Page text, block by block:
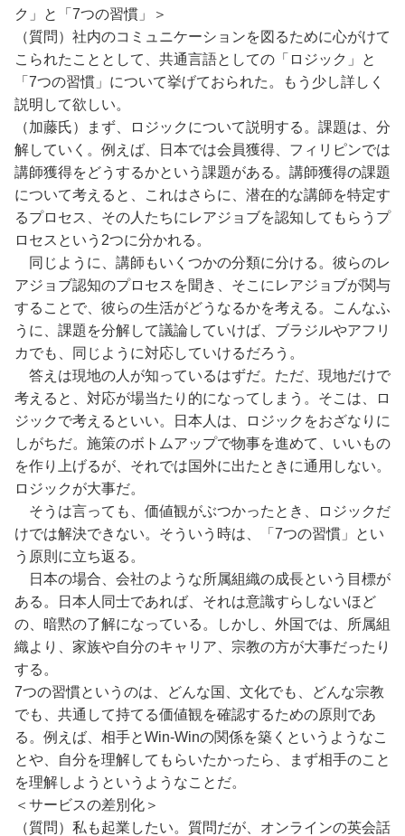
ク」と「7つの習慣」＞
（質問）社内のコミュニケーションを図るために心がけて
こられたこととして、共通言語としての「ロジック」と
「7つの習慣」について挙げておられた。もう少し詳しく
説明して欲しい。
（加藤氏）まず、ロジックについて説明する。課題は、分
解していく。例えば、日本では会員獲得、フィリピンでは
講師獲得をどうするかという課題がある。講師獲得の課題
について考えると、これはさらに、潜在的な講師を特定す
るプロセス、その人たちにレアジョブを認知してもらうプ
ロセスという2つに分かれる。
同じように、講師もいくつかの分類に分ける。彼らのレ
アジョブ認知のプロセスを聞き、そこにレアジョブが関与
することで、彼らの生活がどうなるかを考える。こんなふ
うに、課題を分解して議論していけば、ブラジルやアフリ
カでも、同じように対応していけるだろう。
答えは現地の人が知っているはずだ。ただ、現地だけで
考えると、対応が場当たり的になってしまう。そこは、ロ
ジックで考えるといい。日本人は、ロジックをおざなりに
しがちだ。施策のボトムアップで物事を進めて、いいもの
を作り上げるが、それでは国外に出たときに通用しない。
ロジックが大事だ。
そうは言っても、価値観がぶつかったとき、ロジックだ
けでは解決できない。そういう時は、「7つの習慣」とい
う原則に立ち返る。
日本の場合、会社のような所属組織の成長という目標が
ある。日本人同士であれば、それは意識すらしないほど
の、暗黙の了解になっている。しかし、外国では、所属組
織より、家族や自分のキャリア、宗教の方が大事だったり
する。
7つの習慣というのは、どんな国、文化でも、どんな宗教
でも、共通して持てる価値観を確認するための原則であ
る。例えば、相手とWin-Winの関係を築くというようなこ
とや、自分を理解してもらいたかったら、まず相手のこと
を理解しようというようなことだ。
＜サービスの差別化＞
（質問）私も起業したい。質問だが、オンラインの英会話